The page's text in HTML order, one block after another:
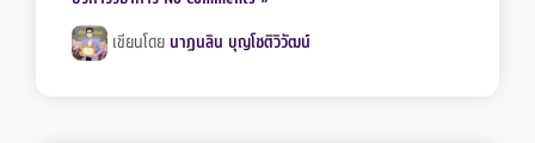
เขียนโดย นาฏนลิน บุญโชติวิวัฒน์